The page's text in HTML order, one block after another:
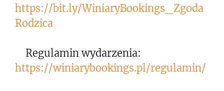
https://bit.ly/WiniaryBookings_Zgoda
Rodzica
Regulamin wydarzenia:
https://winiarybookings.pl/regulamin/